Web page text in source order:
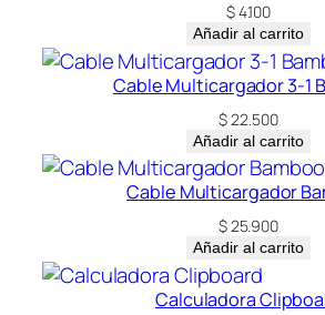
d
$4.100
Añadir al carrito
Cable Multicargador 3-1
$22.500
Añadir al carrito
Cable Multicargador
$25.900
Añadir al carrito
Calculadora